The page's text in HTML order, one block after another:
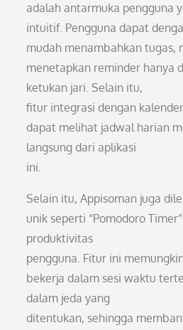
adalah antarmuka pengguna
intuitif. Pengguna dapat
mudah menambahkan tugas,
menetapkan reminder hanya
ketukan jari. Selain itu,
fitur integrasi dengan
dapat melihat jadwal harian
langsung dari aplikasi
ini.
Selain itu, Appisoman juga
unik seperti “Pomodoro
produktivitas
pengguna. Fitur ini
bekerja dalam sesi waktu
dalam jeda yang
ditentukan, sehingga